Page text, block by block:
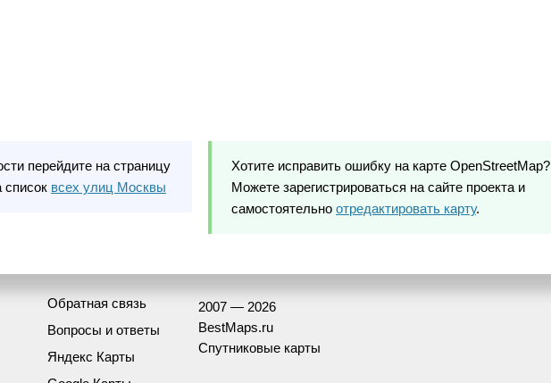
перейдите на страницу
список всех улиц Москвы
Хотите исправить ошибку на карте OpenStreetMap?
Можете зарегистрироваться на сайте проекта и
самостоятельно отредактировать карту.
Обратная связь
Вопросы и ответы
Яндекс Карты
2007 — 2026
BestMaps.ru
Спутниковые карты